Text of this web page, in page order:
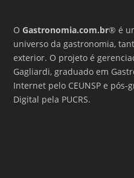
OGastronomia.com.br® é
universo da gastronomia,
exterior. O projeto é
Gagliardi, graduado em
Internet pelo CEUNSP e
Digital pela PUCRS.